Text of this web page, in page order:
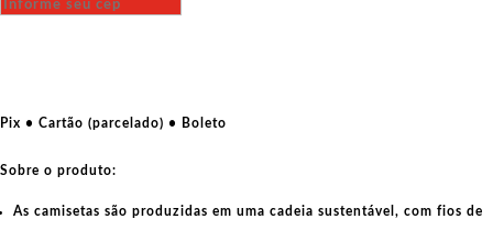
de
Pix • Cartão (parcelado) • Boleto
Sobre o produto:
As camisetas são produzidas em uma cadeia sustentável, com fios de